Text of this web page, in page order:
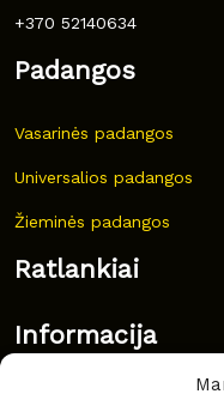
+370 52140634
Padangos
Vasarinės padangos
Universalios padangos
Žieminės padangos
Ratlankiai
Informacija